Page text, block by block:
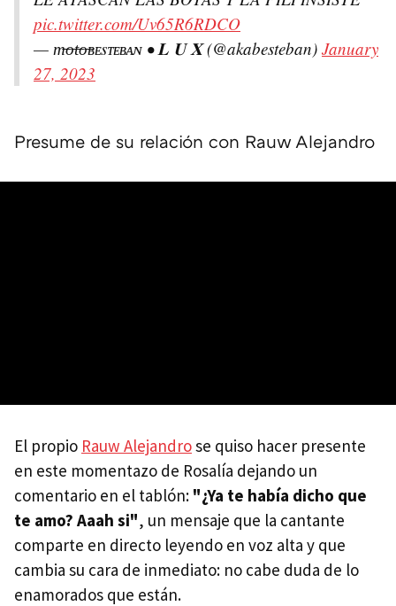
pic.twitter.com/Uv65R6RDCO
— m̶o̶t̶o̶ʙᴇsᴛᴇʙᴀɴ • 𝐋 𝐔 𝐗 (@akabesteban) January
27, 2023
Presume de su relación con Rauw Alejandro
El propio Rauw Alejandrose quiso hacer presente
en este momentazo de Rosalía dejando un
comentario en el tablón: "¿Ya te había dicho que
te amo? Aaah si", un mensaje que la cantante
comparte en directo leyendo en voz alta y que
cambia su cara de inmediato: no cabe duda de lo
enamorados que están.